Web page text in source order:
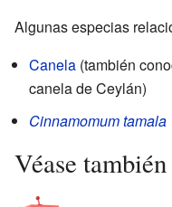
Algunas especias
Canela (también
canela de Ceylán)
Cinnamomum tamala
Véase también